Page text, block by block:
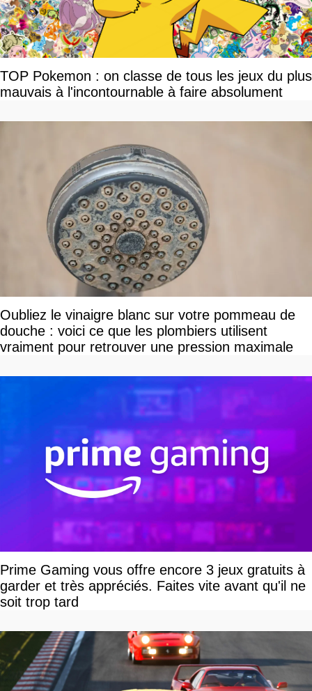
TOP Pokemon : on classe de tous les jeux du plus
mauvais à l'incontournable à faire absolument
Oubliez le vinaigre blanc sur votre pommeau de
douche : voici ce que les plombiers utilisent
vraiment pour retrouver une pression maximale
Prime Gaming vous offre encore 3 jeux gratuits à
garder et très appréciés. Faites vite avant qu'il ne
soit trop tard